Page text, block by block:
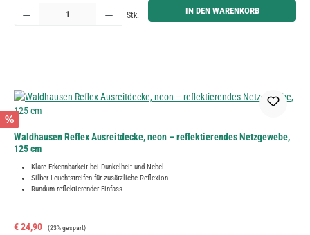
Produkt Anzahl: Gib den gewünschten Wert ein oder benutze die Schaltflächen um die Anzahl zu
Stk. IN DEN WARENKORB
%
Waldhausen Reflex Ausreitdecke, neon – reflektierendes Netzgewebe,
125 cm
Klare Erkennbarkeit bei Dunkelheit und Nebel
Silber-Leuchtstreifen für zusätzliche Reflexion
Rundum reflektierender Einfass
Verkaufspreis:
€ 24,90 Regulärer Preis:
(23% gespart)